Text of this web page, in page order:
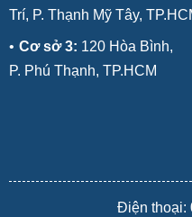
Trí, P. Thạnh Mỹ Tây,
• Cơ sở 3: 120 Hòa Bình,
P. Phú Thạnh, TP.HCM
Điện thoại: